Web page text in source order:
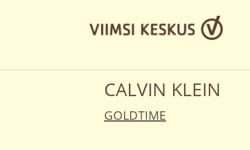
CALVIN KLEIN
GOLDTIME